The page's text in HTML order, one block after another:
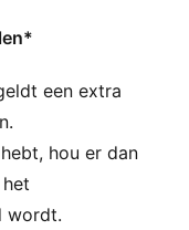
een extra
hou er dan
wordt.